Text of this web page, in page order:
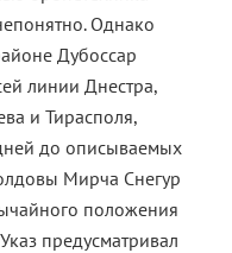
Однако
Дубоссар
линии Днестра,
и Тирасполя,
до описываемых
Мирча Снегур
положения
предусматривал